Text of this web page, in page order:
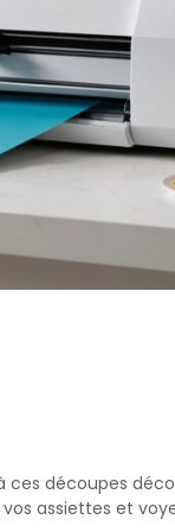
découpes
assiettes et